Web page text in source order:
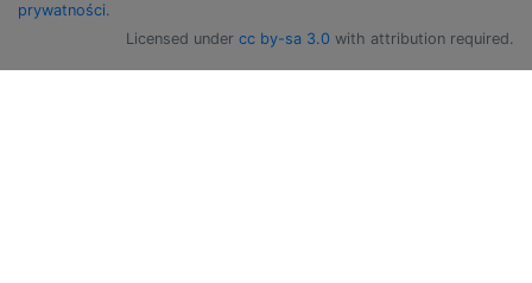
prywatności.
Licensed under cc by-sa 3.0 with attribution required.